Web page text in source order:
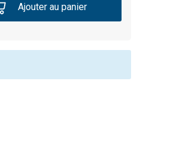
Ajouter au panier